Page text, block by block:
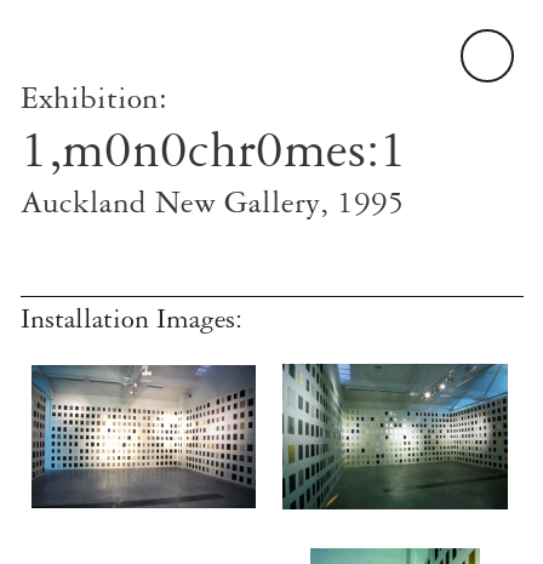
Exhibition:
1,m0n0chr0mes:1
Auckland New Gallery, 1995
Installation Images: